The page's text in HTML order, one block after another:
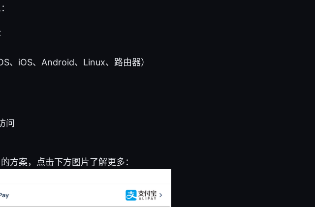
、iOS、Android、Linux、路由器）
问
方案，点击下方图片了解更多：